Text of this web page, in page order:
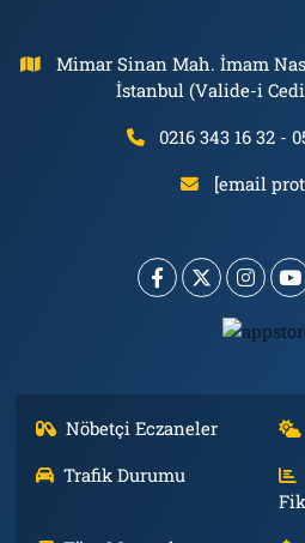
Mimar Sinan Mah. İmam
İstanbul (Valide-i
0216 343 16 32 -
[email
Nöbetçi Eczaneler
Trafik Durumu